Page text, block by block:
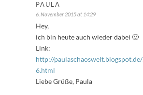
PAULA
6. November 2015 at 14:29
Hey,
ich bin heute auch wieder dabei 🙂
Link:
http://
6.html
Liebe Grüße, Paula